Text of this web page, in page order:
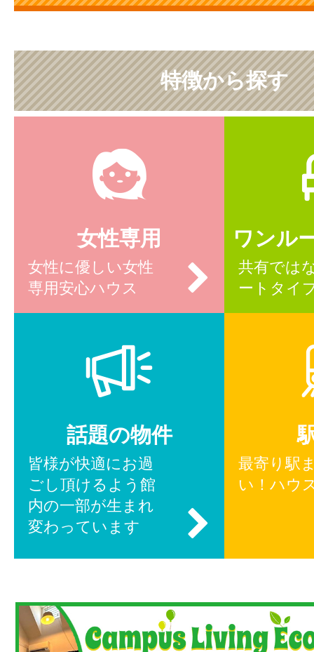
特徴から探す
女性専用
女性に優しい女性
専用安心ハウス
ワンル
共有では
ートタイ
話題の物件
皆様が快適にお過
ごし頂けるよう館
内の一部が生まれ
変わっています
最寄り駅
い！ハウ